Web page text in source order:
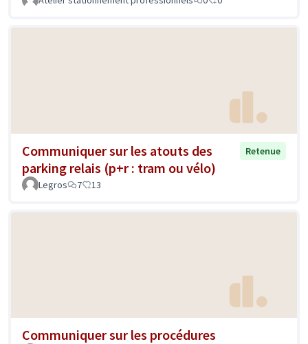
Communiquer sur les atouts des
parking relais (p+r : tram ou vélo)
Retenue
Legros 7 13
Communiquer sur les procédures